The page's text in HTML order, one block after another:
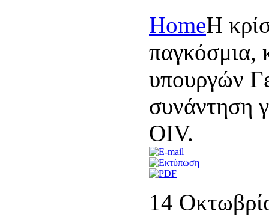
HomeΗ
παγκόσμια,
υπουργών
συνάντηση
OIV.
14